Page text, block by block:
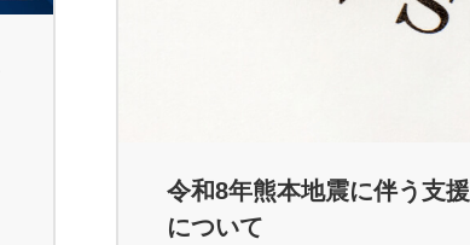
令和8年熊本地震に伴う支援
について